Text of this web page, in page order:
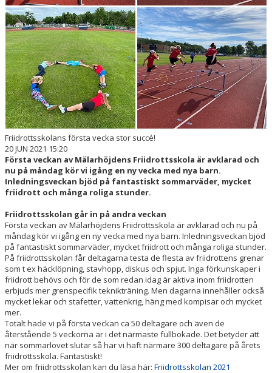
Friidrottsskolans första vecka stor succé!
20 JUN 2021 15:20
Första veckan av Mälarhöjdens Friidrottsskola är avklarad och
nu på måndag kör vi igång en ny vecka med nya barn.
Inledningsveckan bjöd på fantastiskt sommarväder, mycket
friidrott och många roliga stunder.
Friidrottsskolan går in på andra veckan
Första veckan av Mälarhöjdens Friidrottsskola är avklarad och nu på
måndag kör vi igång en ny vecka med nya barn. Inledningsveckan bjöd
på fantastiskt sommarväder, mycket friidrott och många roliga stunder.
På friidrottsskolan får deltagarna testa de flesta av friidrottens grenar
som t ex häcklöpning, stavhopp, diskus och spjut. Inga förkunskaper i
friidrott behövs och för de som redan idag är aktiva inom friidrotten
erbjuds mer grenspecifik teknikträning. Men dagarna innehåller också
mycket lekar och stafetter, vattenkrig, häng med kompisar och mycket
mer.
Totalt hade vi på första veckan ca 50 deltagare och även de
återstående 5 veckorna är i det närmaste fullbokade. Det betyder att
när sommarlovet slutar så har vi haft närmare 300 deltagare på årets
friidrottsskola. Fantastiskt!
Mer om friidrottsskolan kan du läsa här: Friidrottsskolan 2021